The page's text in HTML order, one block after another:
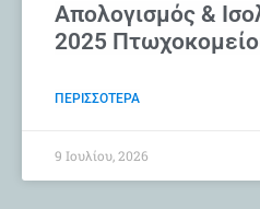
Απολογισμός &
2025
ΠΕΡΙΣΣΟΤΕΡΑ
9 Ιουλίου, 2026